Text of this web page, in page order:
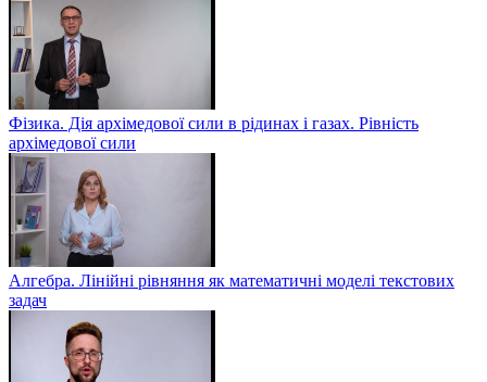
Фізика. Дія архімедової сили в рідинах і газах. Рівність
архімедової сили
Алгебра. Лінійні рівняння як математичні моделі текстових
задач